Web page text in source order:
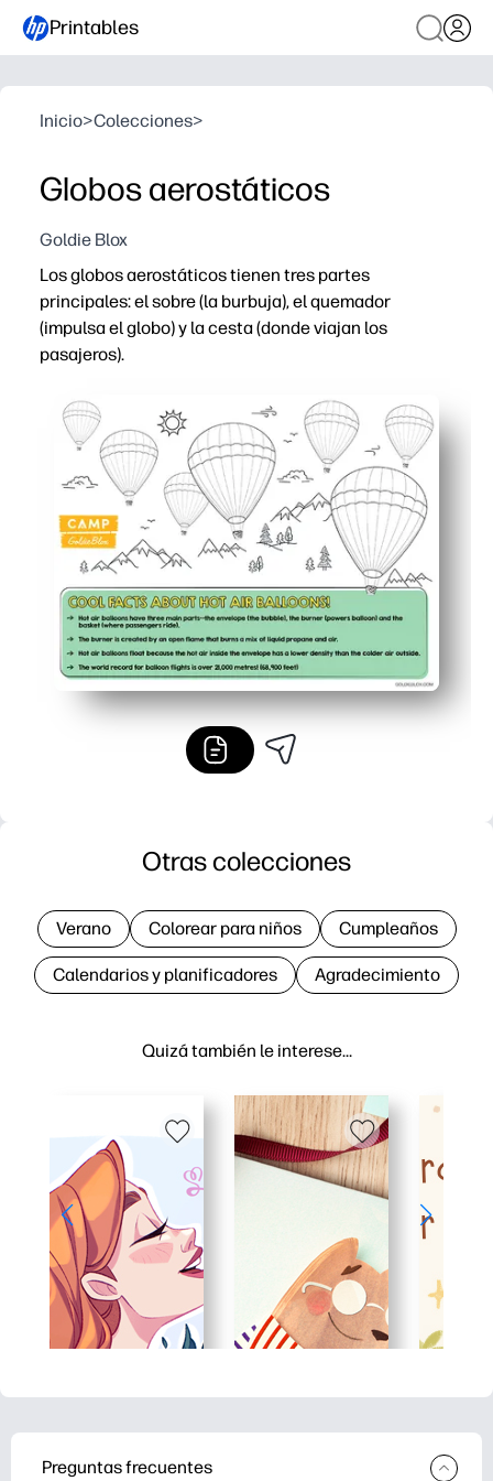
Printables
Inicio>Colecciones>
Globos aerostáticos
Goldie Blox
Los globos aerostáticos tienen tres partes
principales: el sobre (la burbuja), el quemador
(impulsa el globo) y la cesta (donde viajan los
pasajeros).
Recibirás una minilección de ciencias para imprimir y
Los niños se fijan en el vocabulario del mundo real
Utilízalo a tu manera: actividad de etiquetado rápido,
Desarrolla la motricidad fina y la observación a
Quizá también le interese…
Otras colecciones
Verano Colorear para niños Cumpleaños
Calendarios y planificadores Agradecimiento
Preguntas frecuentes